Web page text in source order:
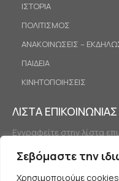
Σεβόμαστε την
Χρησιμοποιούμε cookies
ΙΣΤΟΡΙΑ
ΠΟΛΙΤΙΣΜΟΣ
ΑΝΑΚΟΙΝΩΣΕΙΣ –
ΠΑΙΔΕΙΑ
ΚΙΝΗΤΟΠΟΙΗΣΕΙΣ
ΛΙΣΤΑ ΕΠΙΚΟΙΝΩΝΙΑΣ
Εγγραφείτε στην λίστα